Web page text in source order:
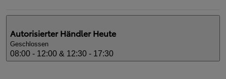
Autorisierter Händler Heute
Geschlossen
08:00 - 12:00 & 12:30 - 17:30